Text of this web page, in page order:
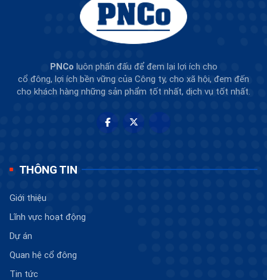
PNCo luôn phấn đấu để đem lại lợi ích cho
cổ đông, lợi ích bền vững của Công ty, cho xã hội, đem đến
cho khách hàng những sản phẩm tốt nhất, dịch vụ tốt nhất.
THÔNG TIN
Giới thiệu
Lĩnh vực hoạt động
Dự án
Quan hệ cổ đông
Tin tức